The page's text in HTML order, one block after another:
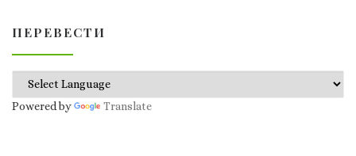
ПЕРЕВЕСТИ
Powered by Translate